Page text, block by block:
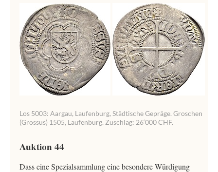
Los 5003: Aargau, Laufenburg, Städtische Gepräge. Groschen
(Grossus) 1505, Laufenburg. Zuschlag: 26‘000 CHF.
Auktion 44
Dass eine Spezialsammlung eine besondere Würdigung